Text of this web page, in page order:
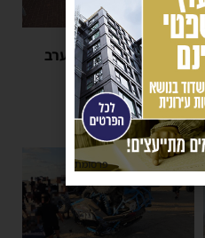
מצילי חיים
150 מנות דם נתרמו בערב
התרמה באשדוד
משה קאהן |
18:25
פרסומת